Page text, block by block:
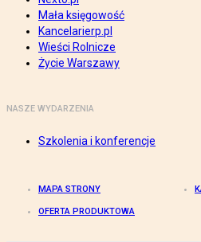
Mała księgowość
Kancelarierp.pl
Wieści Rolnicze
Życie Warszawy
NASZE WYDARZENIA
Szkolenia i konferencje
MAPA STRONY
OFERTA PRODUKTOWA